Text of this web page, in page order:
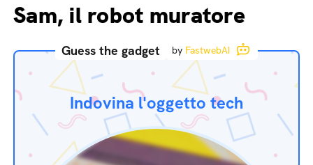
Sam, il robot muratore
Guess the gadget by FastwebAI
Indovina l'oggetto tech